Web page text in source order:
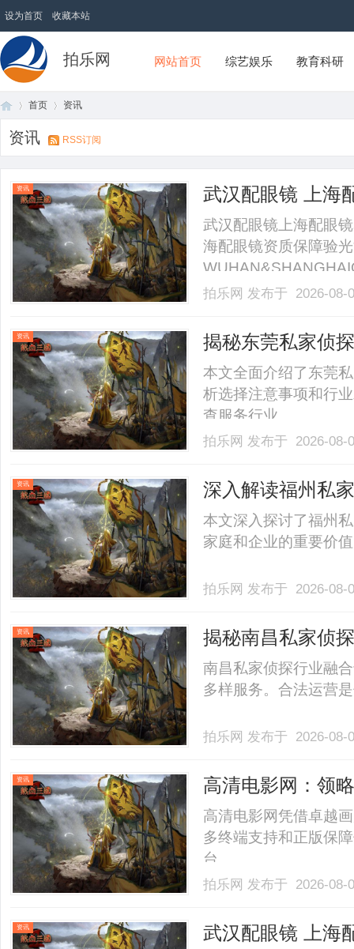
设为首页 收藏本站
拍乐网 网站首页 综艺娱乐 教育科研
首页 资讯
资讯 RSS订阅
资讯 武汉配眼镜 上海
武汉配眼镜上海配眼
海配眼镜资质保障验
业验光配镜的写字楼
40%-60%优惠，兼顾
拍乐网 发布于 2026-
资讯 揭秘东莞私家侦
本文全面介绍了东莞
析选择注意事项和行
查服务行业。......
拍乐网 发布于 2026-
资讯
深入解读福州私
用价值
本文深入探讨了福州
家庭和企业的重要价
拍乐网 发布于 2026-
资讯 揭秘南昌私家侦
南昌私家侦探行业融
多样服务。合法运营
拍乐网 发布于 2026-
资讯 高清电影网：领
高清电影网凭借卓越
多终端支持和正版保
台。......
拍乐网 发布于 2026-
资讯 武汉配眼镜 上海